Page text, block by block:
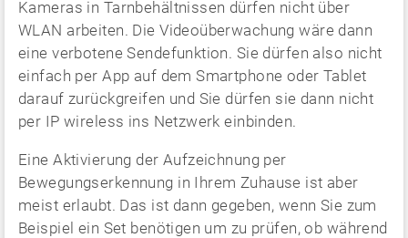
Kameras in Tarnbehältnissen dürfen nicht über
WLAN arbeiten. Die Videoüberwachung wäre dann
eine verbotene Sendefunktion. Sie dürfen also nicht
einfach per App auf dem Smartphone oder Tablet
darauf zurückgreifen und Sie dürfen sie dann nicht
per IP wireless ins Netzwerk einbinden.
Eine Aktivierung der Aufzeichnung per
Bewegungserkennung in Ihrem Zuhause ist aber
meist erlaubt. Das ist dann gegeben, wenn Sie zum
Beispiel ein Set benötigen um zu prüfen, ob während